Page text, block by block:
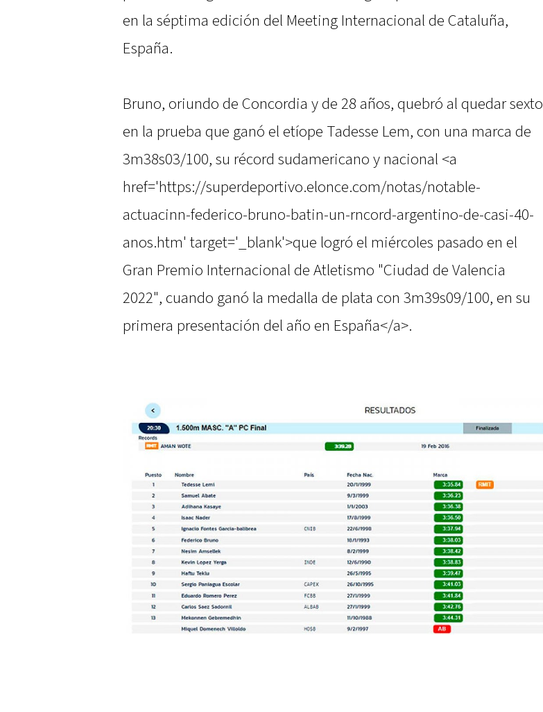
en la séptima edición del Meeting Internacional de Cataluña,
España.
Bruno, oriundo de Concordia y de 28 años, quebró al quedar sexto
en la prueba que ganó el etíope Tadesse Lem, con una marca de
3m38s03/100, su récord sudamericano y nacional <a
href='https://superdeportivo.elonce.com/notas/notable-
actuacinn-federico-bruno-batin-un-rncord-argentino-de-casi-40-
anos.htm' target='_blank'>que logró el miércoles pasado en el
Gran Premio Internacional de Atletismo "Ciudad de Valencia
2022", cuando ganó la medalla de plata con 3m39s09/100, en su
primera presentación del año en España</a>.